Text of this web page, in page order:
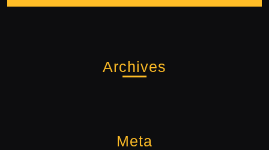
Archives
Meta